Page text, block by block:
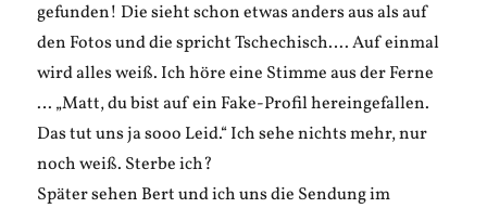
gefunden! Die sieht schon etwas anders aus als auf
den Fotos und die spricht Tschechisch…. Auf einmal
wird alles weiß. Ich höre eine Stimme aus der Ferne
… „Matt, du bist auf ein Fake-Profil hereingefallen.
Das tut uns ja sooo Leid.“ Ich sehe nichts mehr, nur
noch weiß. Sterbe ich?
Später sehen Bert und ich uns die Sendung im